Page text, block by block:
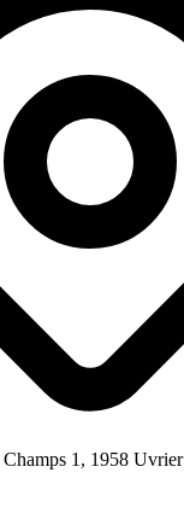
1, 1958 Uvrier